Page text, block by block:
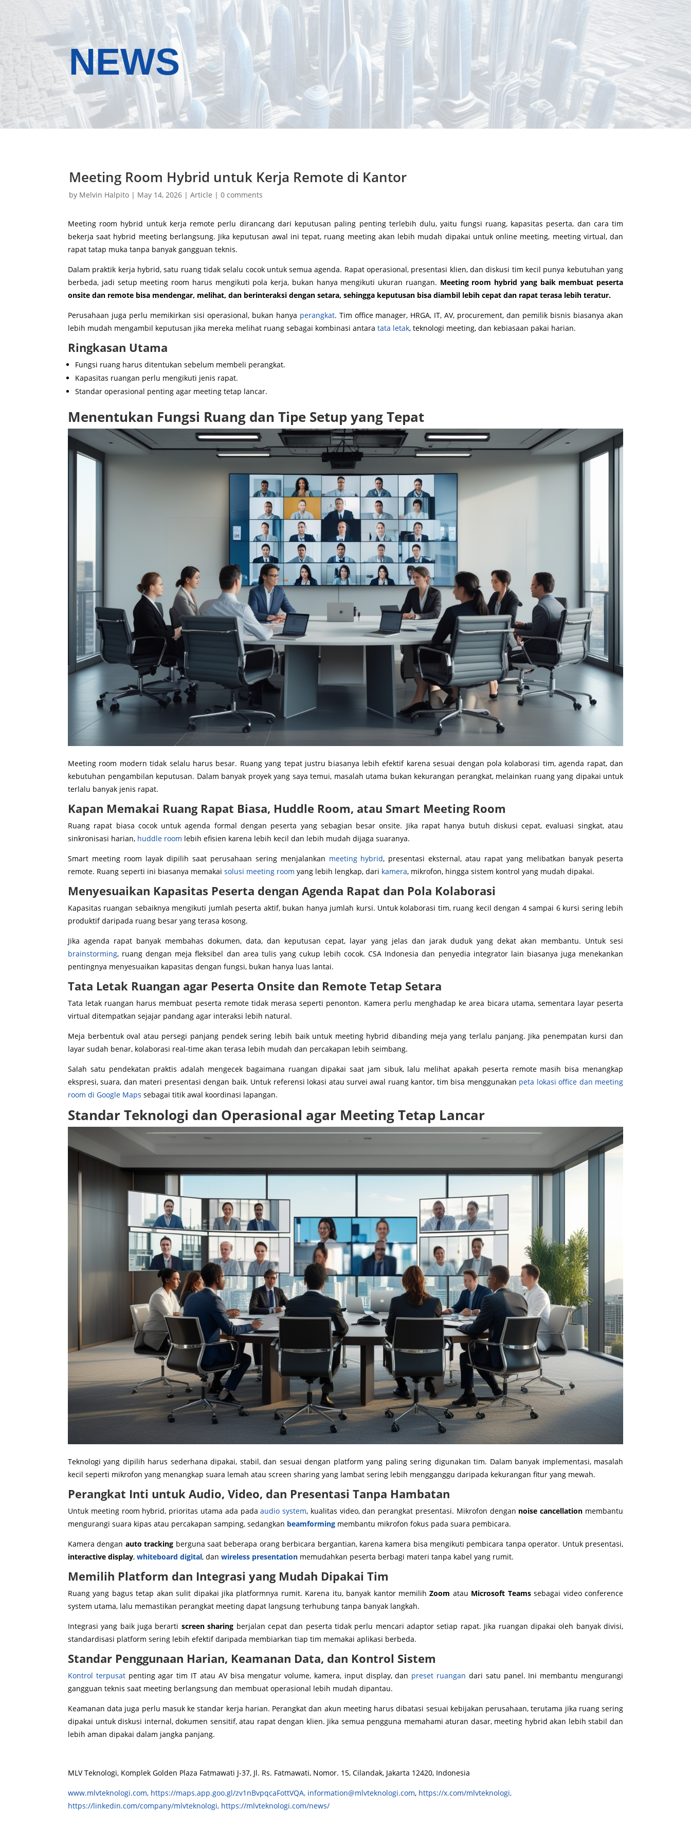
NEWS
Meeting Room Hybrid untuk Kerja Remote di Kantor
by Melvin Halpito | May 14, 2026 |Article |0 comments
Meeting room hybrid untuk kerja remote perlu dirancang dari keputusan paling penting terlebih dulu, yaitu fungsi ruang, kapasitas peserta, dan cara tim
bekerja saat hybrid meeting berlangsung. Jika keputusan awal ini tepat, ruang meeting akan lebih mudah dipakai untuk online meeting, meeting virtual, dan
rapat tatap muka tanpa banyak gangguan teknis.
Dalam praktik kerja hybrid, satu ruang tidak selalu cocok untuk semua agenda. Rapat operasional, presentasi klien, dan diskusi tim kecil punya kebutuhan yang
berbeda, jadi setup meeting room harus mengikuti pola kerja, bukan hanya mengikuti ukuran ruangan. Meeting room hybrid yang baik membuat peserta
onsite dan remote bisa mendengar, melihat, dan berinteraksi dengan setara, sehingga keputusan bisa diambil lebih cepat dan rapat terasa lebih teratur.
Perusahaan juga perlu memikirkan sisi operasional, bukan hanya perangkat. Tim office manager, HRGA, IT, AV, procurement, dan pemilik bisnis biasanya akan
lebih mudah mengambil keputusan jika mereka melihat ruang sebagai kombinasi antara tata letak, teknologi meeting, dan kebiasaan pakai harian.
Ringkasan Utama
Fungsi ruang harus ditentukan sebelum membeli perangkat.
Kapasitas ruangan perlu mengikuti jenis rapat.
Standar operasional penting agar meeting tetap lancar.
Menentukan Fungsi Ruang dan Tipe Setup yang Tepat
Meeting room modern tidak selalu harus besar. Ruang yang tepat justru biasanya lebih efektif karena sesuai dengan pola kolaborasi tim, agenda rapat, dan
kebutuhan pengambilan keputusan. Dalam banyak proyek yang saya temui, masalah utama bukan kekurangan perangkat, melainkan ruang yang dipakai untuk
terlalu banyak jenis rapat.
Kapan Memakai Ruang Rapat Biasa, Huddle Room, atau Smart Meeting Room
Ruang rapat biasa cocok untuk agenda formal dengan peserta yang sebagian besar onsite. Jika rapat hanya butuh diskusi cepat, evaluasi singkat, atau
sinkronisasi harian, huddle room lebih efisien karena lebih kecil dan lebih mudah dijaga suaranya.
Smart meeting room layak dipilih saat perusahaan sering menjalankan meeting hybrid, presentasi eksternal, atau rapat yang melibatkan banyak peserta
remote. Ruang seperti ini biasanya memakai solusi meeting room yang lebih lengkap, dari kamera, mikrofon, hingga sistem kontrol yang mudah dipakai.
Menyesuaikan Kapasitas Peserta dengan Agenda Rapat dan Pola Kolaborasi
Kapasitas ruangan sebaiknya mengikuti jumlah peserta aktif, bukan hanya jumlah kursi. Untuk kolaborasi tim, ruang kecil dengan 4 sampai 6 kursi sering lebih
produktif daripada ruang besar yang terasa kosong.
Jika agenda rapat banyak membahas dokumen, data, dan keputusan cepat, layar yang jelas dan jarak duduk yang dekat akan membantu. Untuk sesi
brainstorming, ruang dengan meja fleksibel dan area tulis yang cukup lebih cocok. CSA Indonesia dan penyedia integrator lain biasanya juga menekankan
pentingnya menyesuaikan kapasitas dengan fungsi, bukan hanya luas lantai.
Tata Letak Ruangan agar Peserta Onsite dan Remote Tetap Setara
Tata letak ruangan harus membuat peserta remote tidak merasa seperti penonton. Kamera perlu menghadap ke area bicara utama, sementara layar peserta
virtual ditempatkan sejajar pandang agar interaksi lebih natural.
Meja berbentuk oval atau persegi panjang pendek sering lebih baik untuk meeting hybrid dibanding meja yang terlalu panjang. Jika penempatan kursi dan
layar sudah benar, kolaborasi real-time akan terasa lebih mudah dan percakapan lebih seimbang.
Salah satu pendekatan praktis adalah mengecek bagaimana ruangan dipakai saat jam sibuk, lalu melihat apakah peserta remote masih bisa menangkap
ekspresi, suara, dan materi presentasi dengan baik. Untuk referensi lokasi atau survei awal ruang kantor, tim bisa menggunakan peta lokasi office dan meeting
room di Google Maps sebagai titik awal koordinasi lapangan.
Standar Teknologi dan Operasional agar Meeting Tetap Lancar
Teknologi yang dipilih harus sederhana dipakai, stabil, dan sesuai dengan platform yang paling sering digunakan tim. Dalam banyak implementasi, masalah
kecil seperti mikrofon yang menangkap suara lemah atau screen sharing yang lambat sering lebih mengganggu daripada kekurangan fitur yang mewah.
Perangkat Inti untuk Audio, Video, dan Presentasi Tanpa Hambatan
Untuk meeting room hybrid, prioritas utama ada padaaudio system, kualitas video, dan perangkat presentasi. Mikrofon dengan noise cancellation membantu
mengurangi suara kipas atau percakapan samping, sedangkan beamforming membantu mikrofon fokus pada suara pembicara.
Kamera dengan auto tracking berguna saat beberapa orang berbicara bergantian, karena kamera bisa mengikuti pembicara tanpa operator. Untuk presentasi,
interactive display, whiteboard digital, dan wireless presentation memudahkan peserta berbagi materi tanpa kabel yang rumit.
Memilih Platform dan Integrasi yang Mudah Dipakai Tim
Ruang yang bagus tetap akan sulit dipakai jika platformnya rumit. Karena itu, banyak kantor memilihZoom atau Microsoft Teamssebagai video conference
system utama, lalu memastikan perangkat meeting dapat langsung terhubung tanpa banyak langkah.
Integrasi yang baik juga berarti screen sharing berjalan cepat dan peserta tidak perlu mencari adaptor setiap rapat. Jika ruangan dipakai oleh banyak divisi,
standardisasi platform sering lebih efektif daripada membiarkan tiap tim memakai aplikasi berbeda.
Standar Penggunaan Harian, Keamanan Data, dan Kontrol Sistem
Kontrol terpusatpenting agar tim IT atau AV bisa mengatur volume, kamera, input display, dan preset ruangan dari satu panel. Ini membantu mengurangi
gangguan teknis saat meeting berlangsung dan membuat operasional lebih mudah dipantau.
Keamanan data juga perlu masuk ke standar kerja harian. Perangkat dan akun meeting harus dibatasi sesuai kebijakan perusahaan, terutama jika ruang sering
dipakai untuk diskusi internal, dokumen sensitif, atau rapat dengan klien. Jika semua pengguna memahami aturan dasar, meeting hybrid akan lebih stabil dan
lebih aman dipakai dalam jangka panjang.
MLV Teknologi, Komplek Golden Plaza Fatmawati J-37, Jl. Rs. Fatmawati, Nomor. 15, Cilandak, Jakarta 12420, Indonesia
www.mlvteknologi.com, https://maps.app.goo.gl/zv1nBvpqcaFottVQA, information@mlvteknologi.com, https://x.com/mlvteknologi,
https://linkedin.com/company/mlvteknologi, https://mlvteknologi.com/news/